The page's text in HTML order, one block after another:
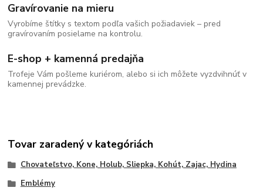
Gravírovanie na mieru
Vyrobíme štítky s textom podľa vašich požiadaviek – pred
gravírovaním posielame na kontrolu.
E-shop + kamenná predajňa
Trofeje Vám pošleme kuriérom, alebo si ich môžete vyzdvihnúť v
kamennej prevádzke.
Tovar zaradený v kategóriách
Chovateľstvo, Kone, Holub, Sliepka, Kohút, Zajac, Hydina
Emblémy